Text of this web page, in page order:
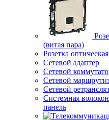
(витая пара)
Розетка
Сетевой адаптер
Сетевой
Сетевой
Сетевой
Системная
панель